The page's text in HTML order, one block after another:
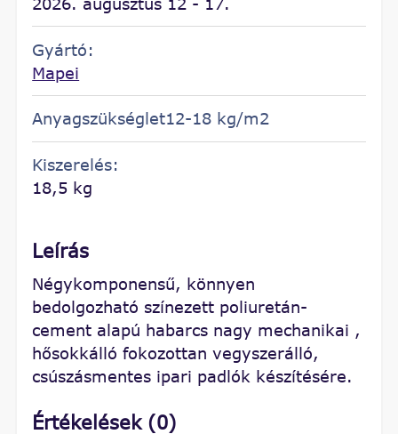
Gyártó:
Mapei
Anyagszükséglet12-18 kg/m2
Kiszerelés:
18,5 kg
Leírás
Négykomponensű, könnyen
bedolgozható színezett poliuretán-
cement alapú habarcs nagy mechanikai ,
hősokkálló fokozottan vegyszerálló,
csúszásmentes ipari padlók készítésére.
Értékelések (0)